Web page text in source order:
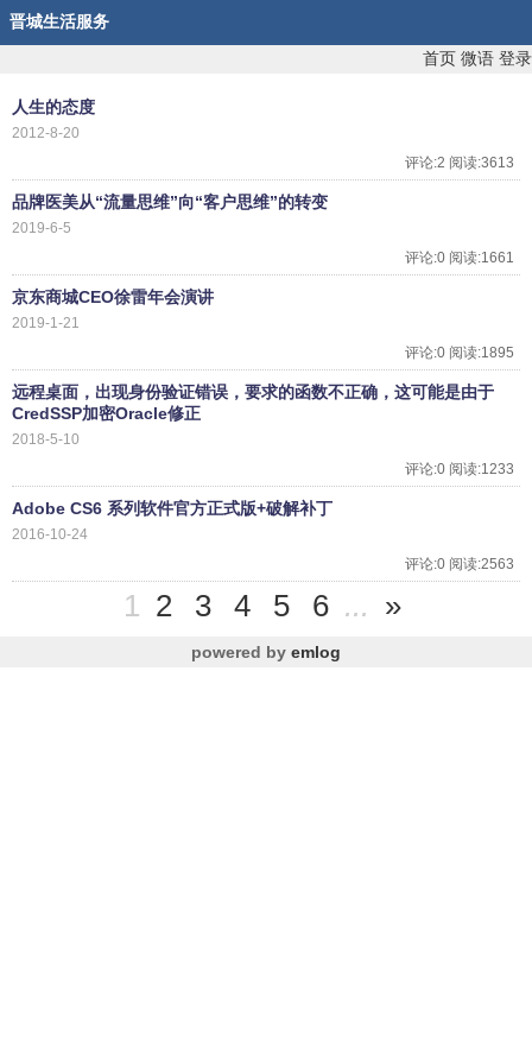
晋城生活服务
首页 微语 登录
人生的态度
2012-8-20
评论:2 阅读:3613
品牌医美从“流量思维”向“客户思维”的转变
2019-6-5
评论:0 阅读:1661
京东商城CEO徐雷年会演讲
2019-1-21
评论:0 阅读:1895
远程桌面，出现身份验证错误，要求的函数不正确，这可能是由于
CredSSP加密Oracle修正
2018-5-10
评论:0 阅读:1233
Adobe CS6 系列软件官方正式版+破解补丁
2016-10-24
评论:0 阅读:2563
1 2 3 4 5 6 ... »
powered by emlog